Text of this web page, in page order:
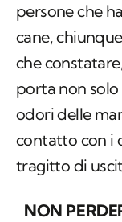
persone che
cane,
che
porta non
odori delle
contatto con i
tragitto di
NON